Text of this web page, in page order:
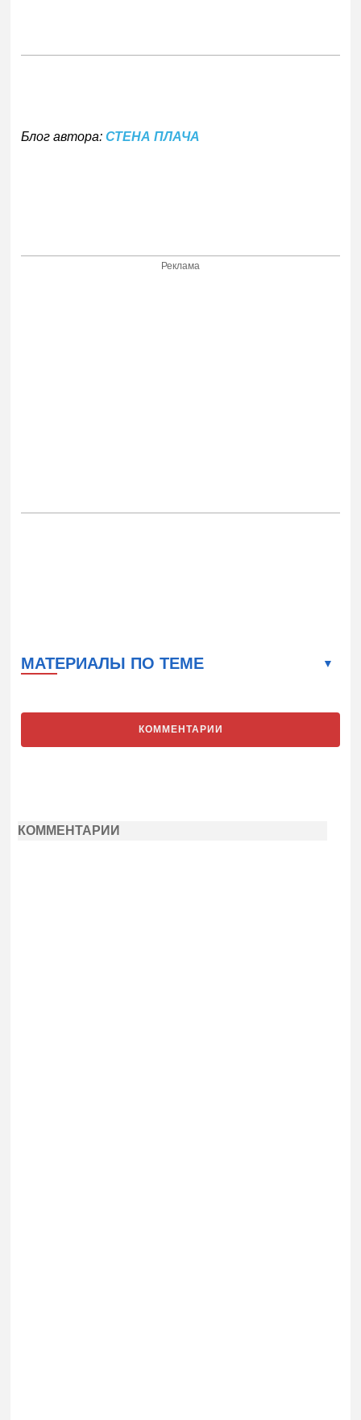
Блог автора:СТЕНА ПЛАЧА
Реклама
МАТЕРИАЛЫ ПО ТЕМЕ
КОММЕНТАРИИ
КОММЕНТАРИИ